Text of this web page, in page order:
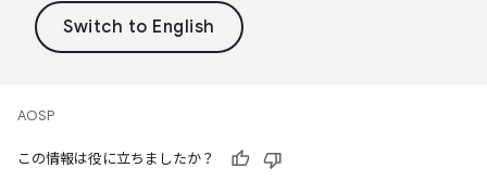
AOSP
この情報は役に立ちましたか？